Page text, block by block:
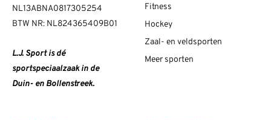
NL13ABNA0817305254
BTW NR: NL824365409B01
L.J. Sport is dé
sportspeciaalzaak in de
Duin- en Bollenstreek.
Fitness
Hockey
Zaal- en veldsporten
Meer sporten